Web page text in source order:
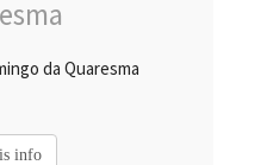
da Quaresma
info